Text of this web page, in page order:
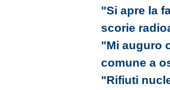
"Si apre la
scorie
"Mi auguro
comune a
"Rifiuti